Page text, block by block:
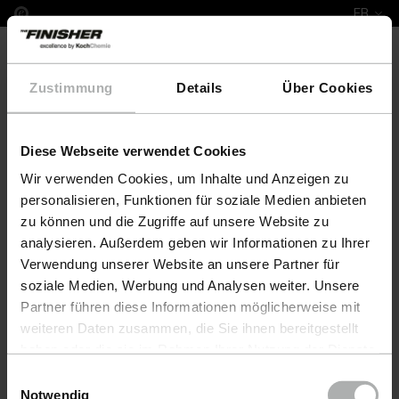
Zustimmung Details Über Cookies
Diese Webseite verwendet Cookies
Wir verwenden Cookies, um Inhalte und Anzeigen zu
personalisieren, Funktionen für soziale Medien anbieten
zu können und die Zugriffe auf unsere Website zu
analysieren. Außerdem geben wir Informationen zu Ihrer
Verwendung unserer Website an unsere Partner für
soziale Medien, Werbung und Analysen weiter. Unsere
Partner führen diese Informationen möglicherweise mit
weiteren Daten zusammen, die Sie ihnen bereitgestellt
Einstellungen zu den Cookies finden Sie unter
Notwendig
FR
COLOURLOCK Leather Fresh Colour & Protect Set